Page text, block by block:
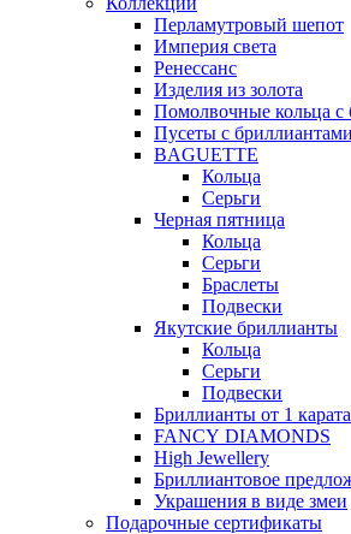
Перламутровый шепот
Империя света
Ренессанс
Изделия из золота
Помолвочные кольца с
Пусеты с бриллиантами
BAGUETTE
Кольца
Серьги
Черная пятница
Кольца
Серьги
Браслеты
Подвески
Якутские бриллианты
Кольца
Серьги
Подвески
Бриллианты от 1 карата
FANCY DIAMONDS
High Jewellery
Бриллиантовое
Украшения в виде змеи
Подарочные сертификаты